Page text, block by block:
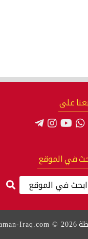
على
في الموقع
Iraq.com © 2026